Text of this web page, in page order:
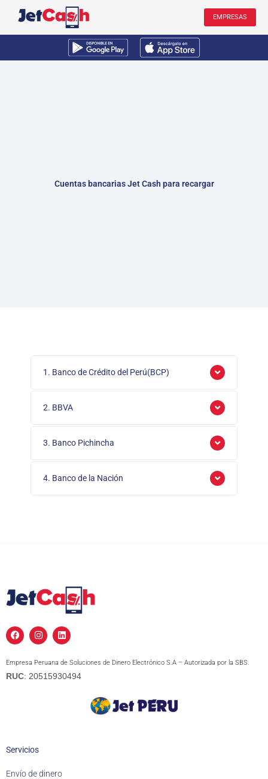
EMPRESAS
Cuentas bancarias Jet Cash para recargar
1. Banco de Crédito del Perú(BCP)
2. BBVA
3. Banco Pichincha
4. Banco de la Nación
F
a
c
b
o
I
n
s
a
g
L
i
n
k
e
d
Empresa Peruana de Soluciones de Dinero Electrónico S.A – Autorizada por la SBS.
RUC: 20515930494
Servicios
Envío de dinero